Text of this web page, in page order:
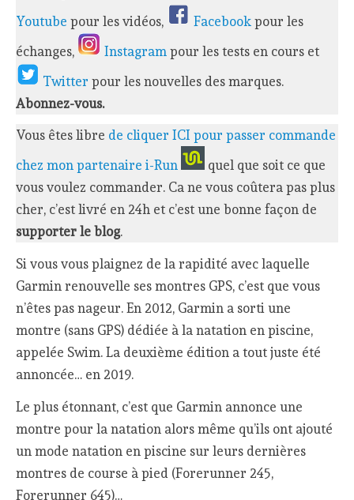
Youtube pour les vidéos, Facebookpour les
échanges,
Instagrampour les tests en cours et
Twitterpour les nouvelles des marques.
Abonnez-vous.
Vous êtes libre de cliquer ICI pour passer commande
chez mon partenaire i-Run
quel que soit ce que
vous voulez commander. Ca ne vous coûtera pas plus
cher, c’est livré en 24h et c’est une bonne façon de
supporter le blog.
Si vous vous plaignez de la rapidité avec laquelle
Garmin renouvelle ses montres GPS, c’est que vous
n’êtes pas nageur. En 2012, Garmin a sorti une
montre (sans GPS) dédiée à la natation en piscine,
appelée Swim. La deuxième édition a tout juste été
annoncée… en 2019.
Le plus étonnant, c’est que Garmin annonce une
montre pour la natation alors même qu’ils ont ajouté
un mode natation en piscine sur leurs dernières
montres de course à pied (Forerunner 245,
Forerunner 645)…